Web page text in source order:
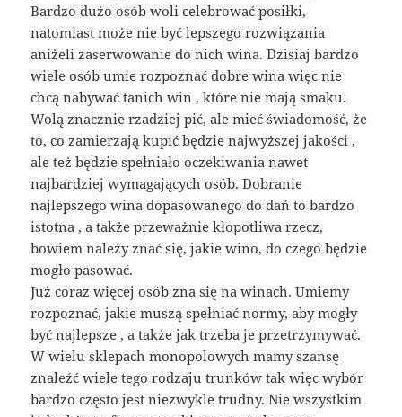
Bardzo dużo osób woli celebrować posiłki,
natomiast może nie być lepszego rozwiązania
aniżeli zaserwowanie do nich wina. Dzisiaj bardzo
wiele osób umie rozpoznać dobre wina więc nie
chcą nabywać tanich win , które nie mają smaku.
Wolą znacznie rzadziej pić, ale mieć świadomość, że
to, co zamierzają kupić będzie najwyższej jakości ,
ale też będzie spełniało oczekiwania nawet
najbardziej wymagających osób. Dobranie
najlepszego wina dopasowanego do dań to bardzo
istotna , a także przeważnie kłopotliwa rzecz,
bowiem należy znać się, jakie wino, do czego będzie
mogło pasować.
Już coraz więcej osób zna się na winach. Umiemy
rozpoznać, jakie muszą spełniać normy, aby mogły
być najlepsze , a także jak trzeba je przetrzymywać.
W wielu sklepach monopolowych mamy szansę
znaleźć wiele tego rodzaju trunków tak więc wybór
bardzo często jest niezwykle trudny. Nie wszystkim